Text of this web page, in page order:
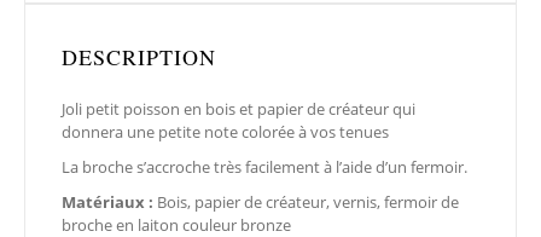
DESCRIPTION
Joli petit poisson en bois et papier de créateur qui
donnera une petite note colorée à vos tenues
La broche s’accroche très facilement à l’aide d’un fermoir.
Matériaux : Bois, papier de créateur, vernis, fermoir de
broche en laiton couleur bronze